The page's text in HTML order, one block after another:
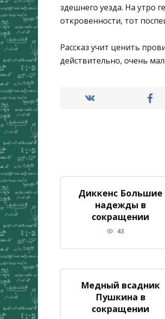
здешнего уезда. На утро
откровенности, тот
Рассказ учит ценить
действительно, очень
Диккенс Большие
надежды в
сокращении
43
Медный всадник
Пушкина в
сокращении